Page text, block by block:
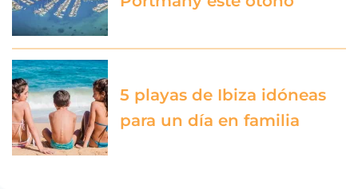
5 playas de Ibiza idóneas
para un día en familia